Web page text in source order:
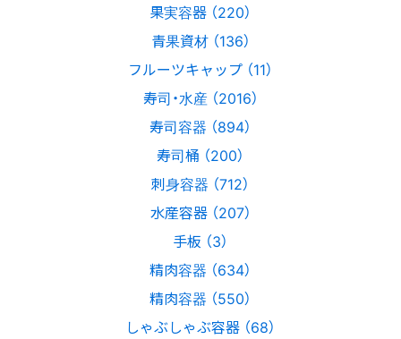
果実容器 （220）
青果資材 （136）
フルーツキャップ （11）
寿司・水産 （2016）
寿司容器 （894）
寿司桶 （200）
刺身容器 （712）
水産容器 （207）
手板 （3）
精肉容器 （634）
精肉容器 （550）
しゃぶしゃぶ容器 （68）